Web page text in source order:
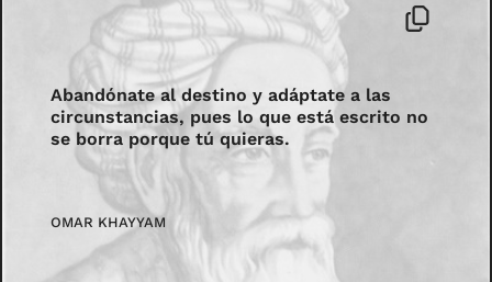
Abandónate al destino y adáptate a las
circunstancias, pues lo que está escrito no
se borra porque tú quieras.
OMAR KHAYYAM